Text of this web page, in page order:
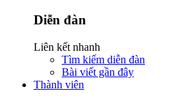
Diễn đàn
Liên kết nhanh
Tìm kiếm diễn đàn
Bài viết gần đây
Thành viên